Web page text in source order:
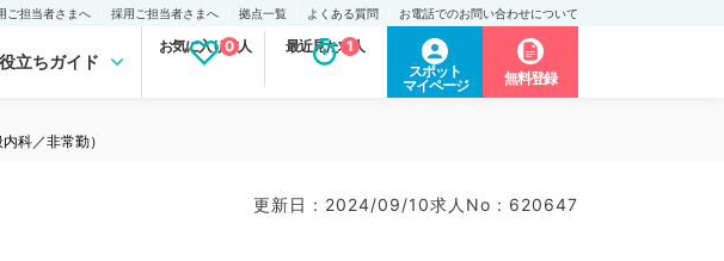
ご担当者さまへ 採用ご担当者さまへ 拠点一覧 よくある質問 お電話でのお問い合わせについて
立ちガイド
お気に入り求人
0 最近見た求人
1
スポット
マイページ
無料登録
科／非常勤）
更新日 : 2024/09/10求人No : 620647